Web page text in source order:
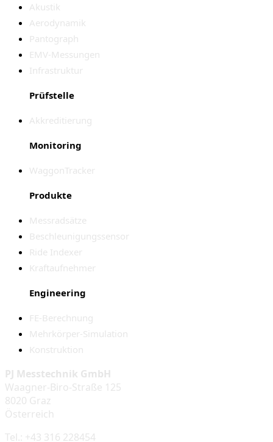
Akustik
Aerodynamik
Pantograph
EMV-Messungen
Infrastruktur
Prüfstelle
Akkreditierung
Monitoring
WaggonTracker
Produkte
Messradsätze
Beschleunigungssensor
Ride Indexer
Kraftaufnehmer
Engineering
FE-Berechnung
Mehrkörper-Simulation
Konstruktion
PJ Messtechnik GmbH
Waagner-Biro-Straße 125
8020 Graz
Österreich
Tel.: +43 316 228454